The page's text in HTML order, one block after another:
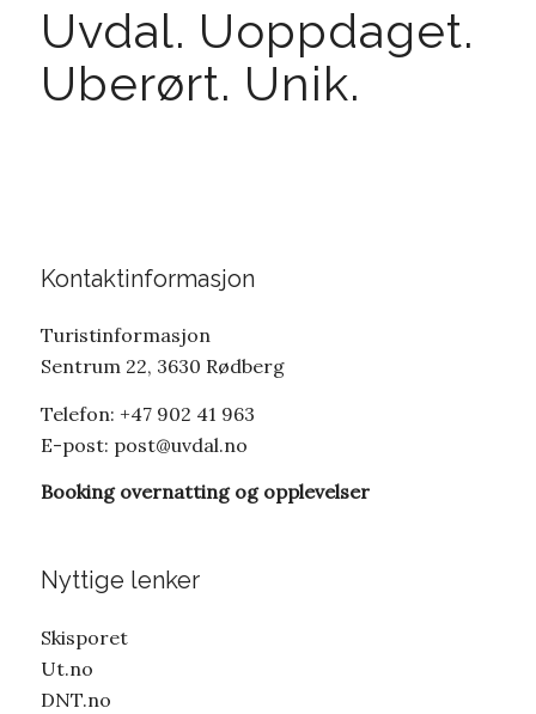
Uvdal. Uoppdaget.
Uberørt. Unik.
Kontaktinformasjon
Turistinformasjon
Sentrum 22, 3630 Rødberg
Telefon: +47 902 41 963
E-post: post@uvdal.no
Booking overnatting og opplevelser
Nyttige lenker
Skisporet
Ut.no
DNT.no